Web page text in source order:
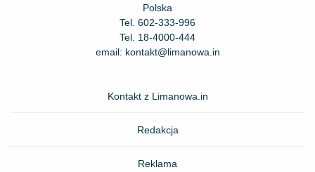
Polska
Tel. 602-333-996
Tel. 18-4000-444
email: kontakt@limanowa.in
Kontakt z Limanowa.in
Redakcja
Reklama